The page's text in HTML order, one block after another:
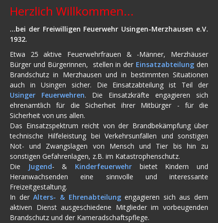
Herzlich Willkommen...
...bei der Freiwilligen Feuerwehr Usingen-Merzhausen e.V.
1932.
Etwa 25 aktive Feuerwehrfrauen & -Männer, Merzhäuser
Bürger und Bürgerinnen, stellen in der Einsatzabteilung den
Brandschutz in Merzhausen und in bestimmten Situationen
auch in Usingen sicher. Die Einsatzabteilung ist Teil der
Usinger Feuerwehren. Die Einsatzkräfte engagieren sich
ehrenamtlich für die Sicherheit ihrer Mitbürger - für die
Sicherheit von uns allen.
Das Einsatzspektrum reicht von der Brandbekämpfung über
technische Hilfeleistung bei Verkehrsunfällen und sonstigen
Not- und Zwangslagen von Mensch und Tier bis hin zu
sonstigen Gefahrenlagen, z.B. im Katastrophenschutz.
Die
Jugend- & Kinderfeuerwehr bietet Kindern und
Heranwachsenden eine sinnvolle und interessante
Freizeitgestaltung.
In derAlters- & Ehrenabteilungengagieren sich aus dem
aktiven Dienst ausgeschiedene Mitglieder im vorbeugenden
Brandschutz und der Kameradschaftspflege.